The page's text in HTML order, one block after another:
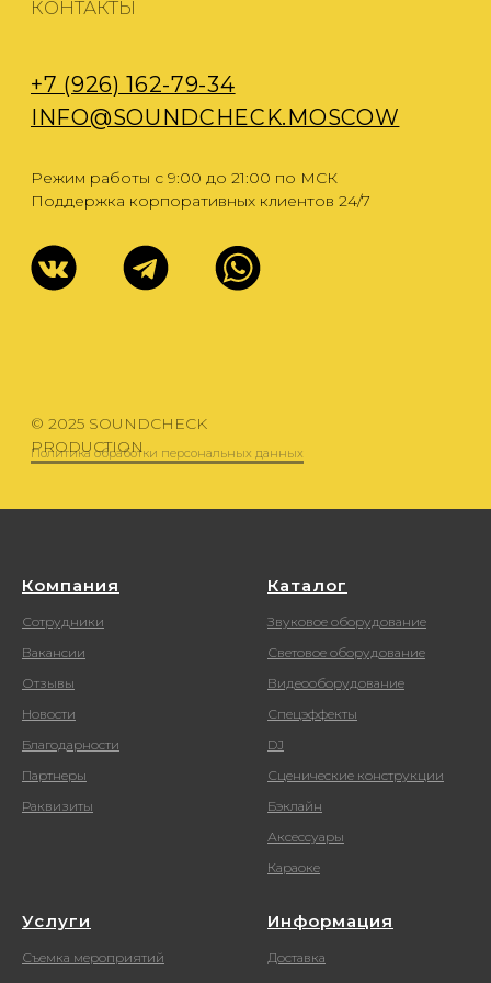
Компания
Сотрудники
Вакансии
Отзывы
Новости
Благодарности
Партнеры
Раквизиты
Каталог
Звуковое оборудование
Световое оборудование
Видеооборудование
Спецэффекты
DJ
Сценические конструкции
Бэклайн
Аксессуары
Караоке
Услуги
Съемка мероприятий
Информация
Доставка